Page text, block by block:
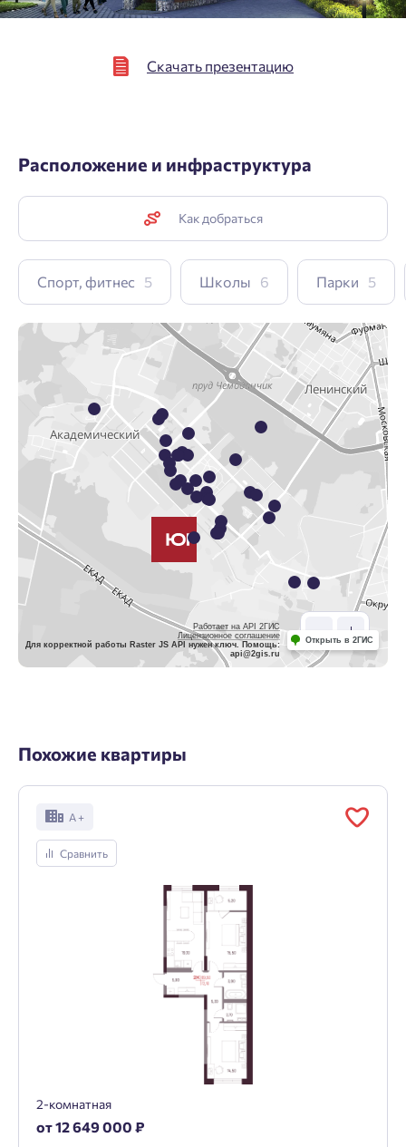
Скачать презентацию
Расположение и инфраструктура
Как добраться
Спорт, фитнес 5 Школы 6 Парки 5
Работает на API 2ГИС
Лицензионное соглашение
Для корректной работы Raster JS API нужен ключ. Помощь:
api@2gis.ru
Открыть в 2ГИС
Похожие квартиры
А +
Сравнить
2-комнатная
от 12 649 000 ₽